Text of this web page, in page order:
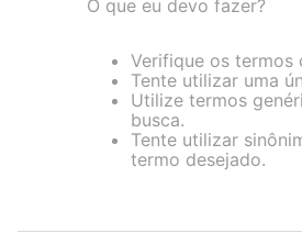
pijama
sutiã renda
O que eu devo fazer?
Verifique os termos
Tente utilizar uma
Utilize termos
busca.
Tente utilizar
termo desejado.